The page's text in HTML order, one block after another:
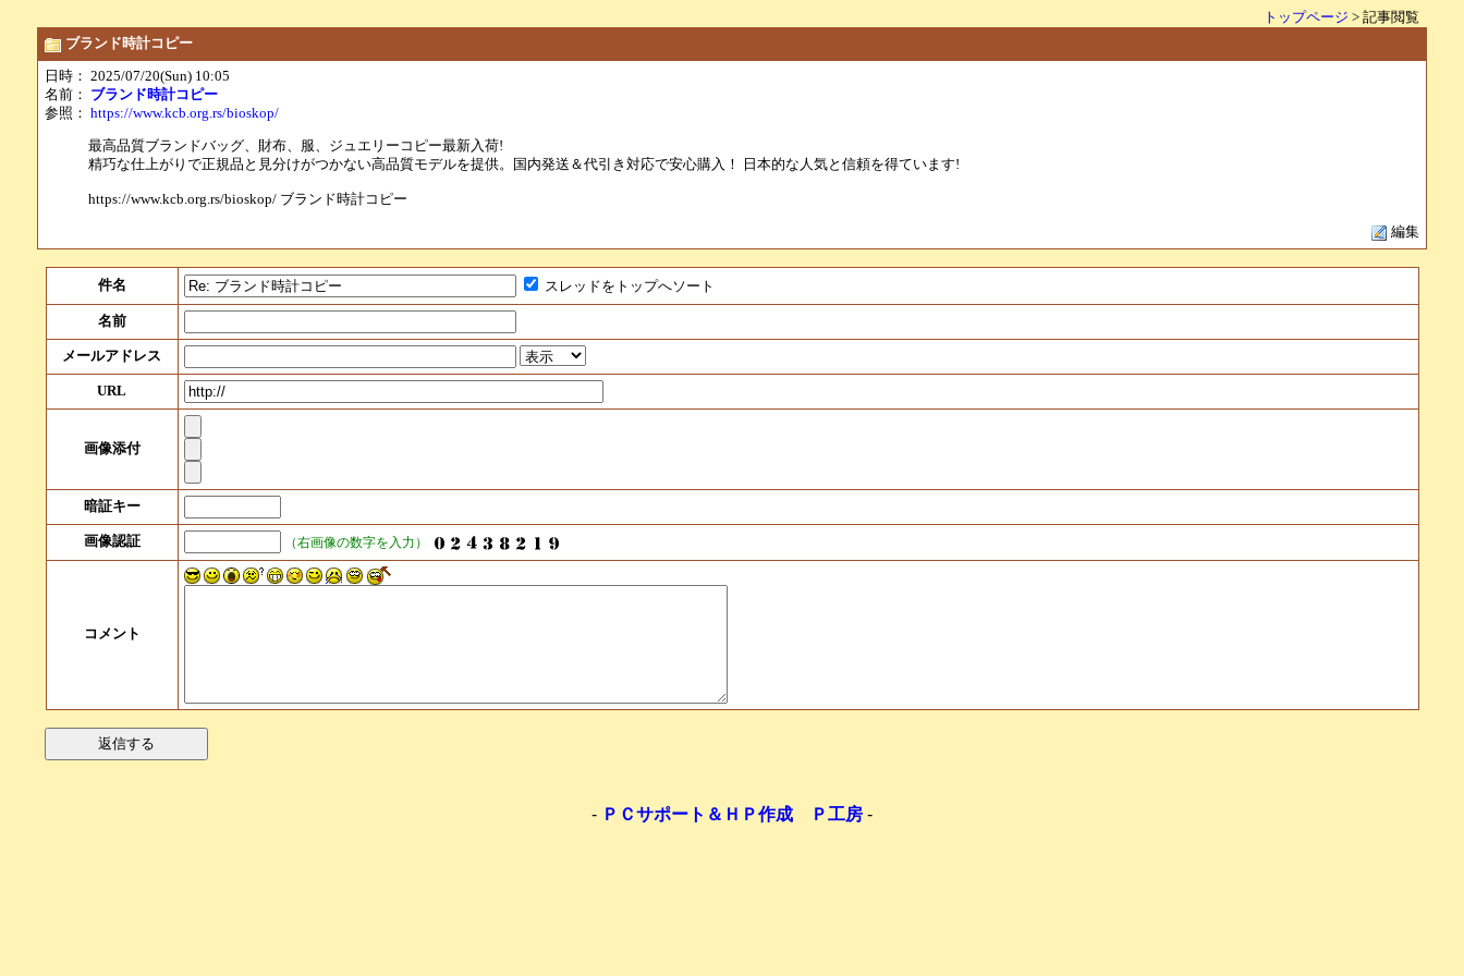
トップページ > 記事閲覧
ブランド時計コピー
日時： 2025/07/20(Sun) 10:05
名前： ブランド時計コピー
参照：https://www.kcb.org.rs/bioskop/
最高品質ブランドバッグ、財布、服、ジュエリーコピー最新入荷!
精巧な仕上がりで正規品と見分けがつかない高品質モデルを提供。国内発送＆代引き対応で安心購入！ 日本的な人気と信頼を得ています!
https://www.kcb.org.rs/bioskop/ ブランド時計コピー
編集
件名 スレッドをトップへソート
名前
メールアドレス
URL
画像添付
暗証キー
画像認証 （右画像の数字を入力）
コメント
- ＰＣサポート＆ＨＰ作成 Ｐ工房 -